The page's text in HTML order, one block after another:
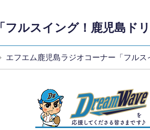
「フルスイング！鹿児島ド
エフエム鹿児島ラジオコーナー「フルス